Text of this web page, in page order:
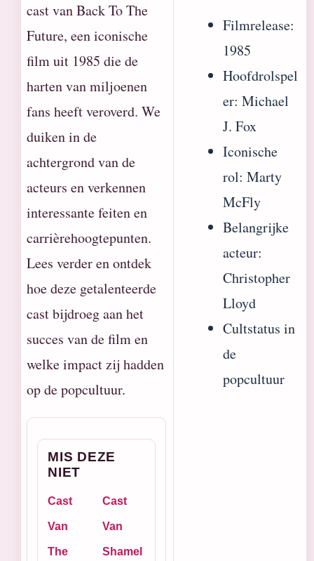
cast van Back To The
Future, een iconische
film uit 1985 die de
harten van miljoenen
fans heeft veroverd. We
duiken in de
achtergrond van de
acteurs en verkennen
interessante feiten en
carrièrehoogtepunten.
Lees verder en ontdek
hoe deze getalenteerde
cast bijdroeg aan het
succes van de film en
welke impact zij hadden
op de popcultuur.
MIS DEZE
NIET
Cast
Van
The
Cast
Van
Shamel
Filmrelease:
1985
Hoofdrolspel
er: Michael
J. Fox
Iconische
rol: Marty
McFly
Belangrijke
acteur:
Christopher
Lloyd
Cultstatus in
de
popcultuur